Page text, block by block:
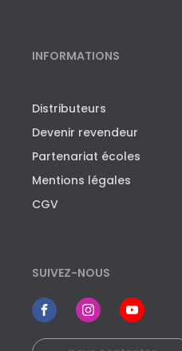
INFORMATIONS
Distributeurs
Devenir revendeur
Partenariat écoles
Mentions légales
CGV
SUIVEZ-NOUS